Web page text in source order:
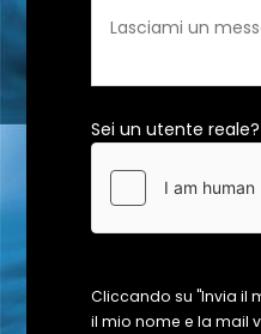
Sei un utente reale?
Cliccando su "Invia il
il mio nome e la mail